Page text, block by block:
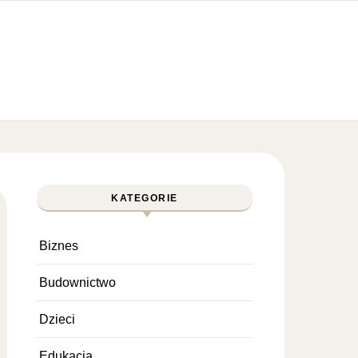
KATEGORIE
Biznes
Budownictwo
Dzieci